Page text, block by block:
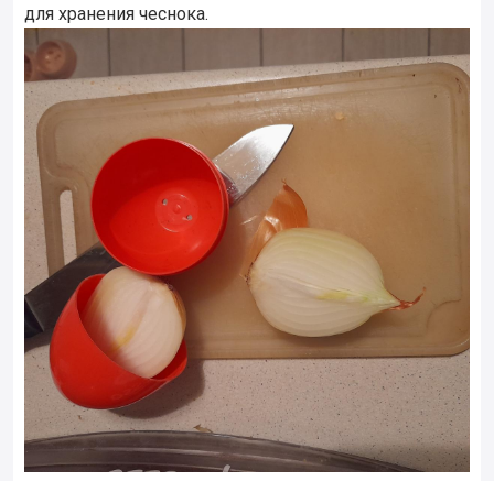
для хранения чеснока.